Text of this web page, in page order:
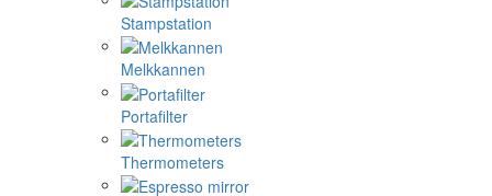
Stampstation
Melkkannen
Portafilter
Thermometers